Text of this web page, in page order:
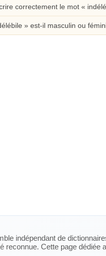
correctement le mot «
» est-il masculin ou
indépendant de
reconnue. Cette page dédiée